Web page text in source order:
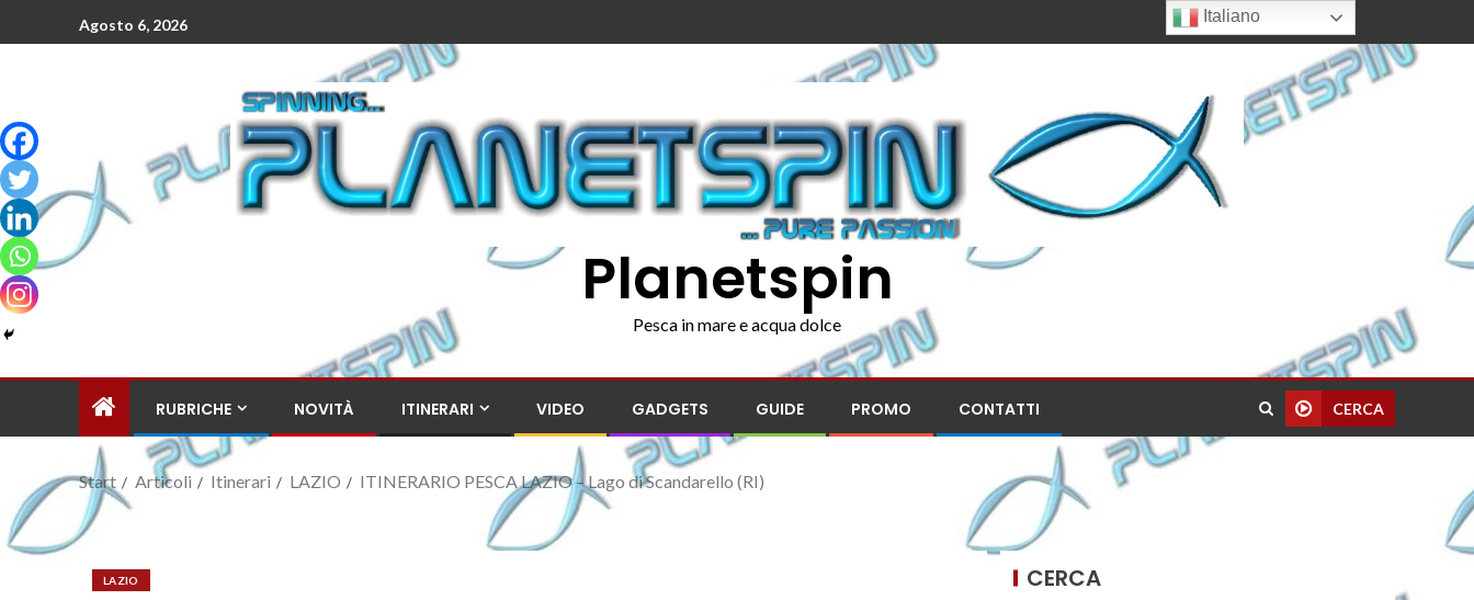
Agosto 6, 2026
Planetspin
Pesca in mare e acqua dolce
RUBRICHE NOVITÀ ITINERARI VIDEO GADGETS GUIDE PROMO CONTATTI CERCA
Start Articoli Itinerari LAZIO ITINERARIO PESCA LAZIO – Lago di Scandarello (RI)
LAZIO CERCA
Italiano